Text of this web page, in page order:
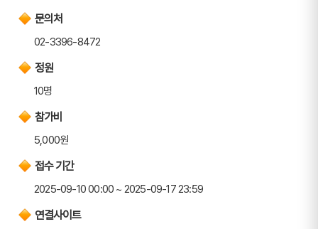
문의처
02-3396-8472
정원
10명
참가비
5,000원
접수 기간
2025-09-10 00:00 ~ 2025-09-17 23:59
연결사이트